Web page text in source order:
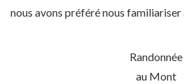
nous avons préféré nous
Randonnée
au Mont